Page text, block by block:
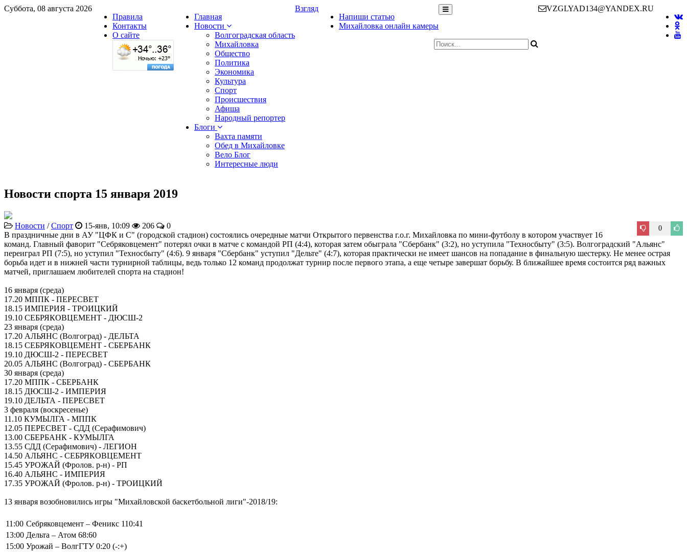
Суббота, 08 августа 2026
Правила
Контакты
О сайте
VZGLYAD134@YANDEX.RU
Главная
Новости
Волгоградская область
Михайловка
Общество
Политика
Экономика
Культура
Спорт
Происшествия
Афиша
Народный репортер
Блоги
Вахта памяти
Обед в Михайловке
Вело Блог
Интересные люди
Взгляд
Напиши статью
Михайловка онлайн камеры
Новости спорта 15 января 2019
Новости /Спорт 15-янв, 10:09 206 0 0
В праздничные дни в АУ "ЦФК и С" (городской стадион) состоялись очередные матчи Открытого первенства г.о.г. Михайловка по мини-футболу в котором участвует 16
команд. Главный фаворит "Себряковцемент" потерял очки в матче с командой РП (4:4), которая затем обыграла "Сбербанк" (3:2), но уступила "Техносбыту" (3:5). Волгоградский "Альянс"
переиграл РП (7:5), но уступил "Техносбыту" (4:6). 9 января "Сбербанк" уступил "Дельте" (4:7), которая практически не имеет шансов на попадание в финальную шестерку. Не менее острая
борьба идет и в нижней части турнирной таблицы, ведь только 12 команд продолжат турнир после первого этапа, а еще четыре завершат борьбу. В ближайшее время состоится ряд важных
матчей, приглашаем любителей спорта на стадион!
16 января (среда)
17.20 МППК - ПЕРЕСВЕТ
18.15 ИМПЕРИЯ - ТРОИЦКИЙ
19.10 СЕБРЯКОВЦЕМЕНТ - ДЮСШ-2
23 января (среда)
17.20 АЛЬЯНС (Волгоград) - ДЕЛЬТА
18.15 СЕБРЯКОВЦЕМЕНТ - СБЕРБАНК
19.10 ДЮСШ-2 - ПЕРЕСВЕТ
20.05 АЛЬЯНС (Волгоград) - СБЕРБАНК
30 января (среда)
17.20 МППК - СБЕРБАНК
18.15 ДЮСШ-2 - ИМПЕРИЯ
19.10 ДЕЛЬТА - ПЕРЕСВЕТ
3 февраля (воскресенье)
11.10 КУМЫЛГА - МППК
12.05 ПЕРЕСВЕТ - СДД (Серафимович)
13.00 СБЕРБАНК - КУМЫЛГА
13.55 СДД (Серафимович) - ЛЕГИОН
14.50 АЛЬЯНС - СЕБРЯКОВЦЕМЕНТ
15.45 УРОЖАЙ (Фролов. р-н) - РП
16.40 АЛЬЯНС - ИМПЕРИЯ
17.35 УРОЖАЙ (Фролов. р-н) - ТРОИЦКИЙ
13 января возобновились игры "Михайловской баскетбольной лиги"-2018/19:
11:00 Себряковцемент – Феникс 110:41
13:00 Дельта – Атом 68:60
15:00 Урожай – ВолгГТУ 0:20 (-:+)